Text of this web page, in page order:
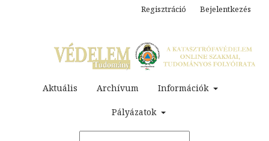
Aktuális Archívum Információk
Pályázatok
Regisztráció Bejelentkezés